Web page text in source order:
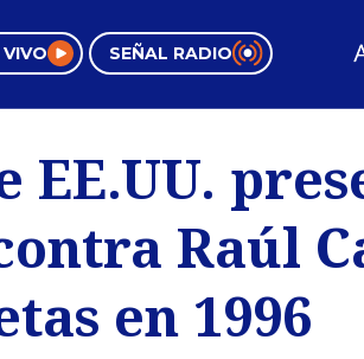
VIVO SEÑAL RADIO
Tendencias
Videos
Raúl
en 1996